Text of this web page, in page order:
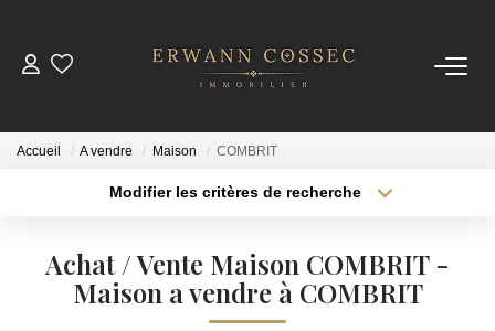
NOTRE AGENCE
Accueil A vendre Maison COMBRIT
Modifier les critères de recherche
Sélectionnez...
Type de bien
Surface min
Achat / Vente Maison COMBRIT -
Maison a vendre à COMBRIT